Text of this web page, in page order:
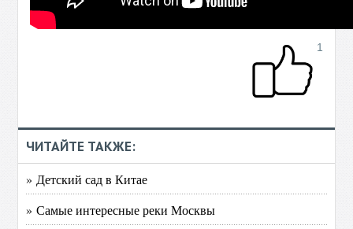
1
ЧИТАЙТЕ ТАКЖЕ:
» Детский сад в Китае
» Самые интересные реки Москвы